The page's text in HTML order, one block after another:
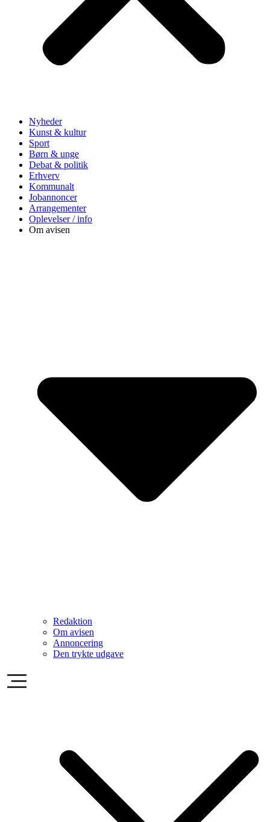
Nyheder
Kunst & kultur
Sport
Børn & unge
Debat & politik
Erhverv
Kommunalt
Jobannoncer
Arrangementer
Oplevelser / info
Om avisen
Redaktion
Om avisen
Annoncering
Den trykte udgave